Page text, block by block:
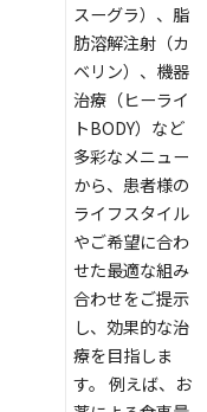
スーグラ）、脂
肪溶解注射（カ
ベリン）、機器
治療（ヒーライ
トBODY）など
多彩なメニュー
から、患者様の
ライフスタイル
やご希望に合わ
せた最適な組み
合わせをご提示
し、効果的な治
療を目指しま
す。 例えば、お